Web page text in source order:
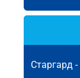
Старгард -